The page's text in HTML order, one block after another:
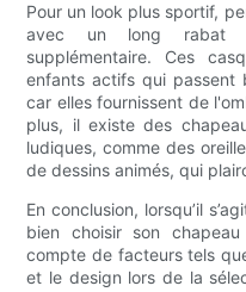
Pour un look plus sportif,
avec un long rabat
supplémentaire. Ces
enfants actifs qui passent
car elles fournissent de
plus, il existe des
ludiques, comme des
de dessins animés, qui
En conclusion, lorsqu’il
bien choisir son
compte de facteurs tels
et le design lors de la